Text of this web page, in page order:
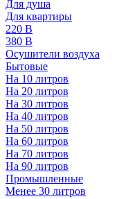
Для душа
Для квартиры
220 В
380 В
Осушители воздуха
Бытовые
На 10 литров
На 20 литров
На 30 литров
На 40 литров
На 50 литров
На 60 литров
На 70 литров
На 90 литров
Промышленные
Менее 30 литров